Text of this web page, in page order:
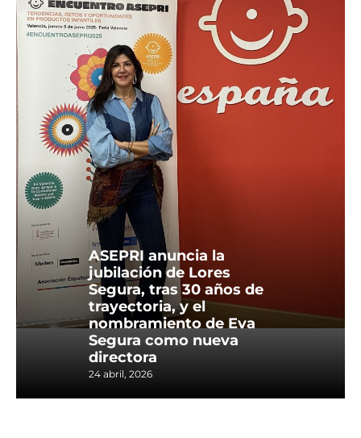
ASEPRI anuncia la
jubilación de Lores
Segura, tras 30 años de
trayectoria, y el
nombramiento de Eva
Segura como nueva
directora
24 abril, 2026